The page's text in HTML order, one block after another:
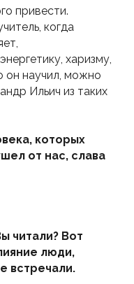
привести.
когда
харизму,
он научил, можно
Ильич из таких
которых
от нас, слава
читали? Вот
люди,
встречали.